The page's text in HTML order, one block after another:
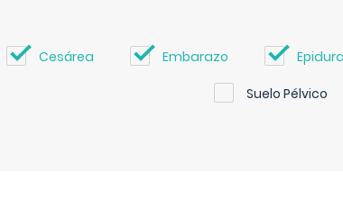
Cesárea Embarazo
Suelo Pélvico